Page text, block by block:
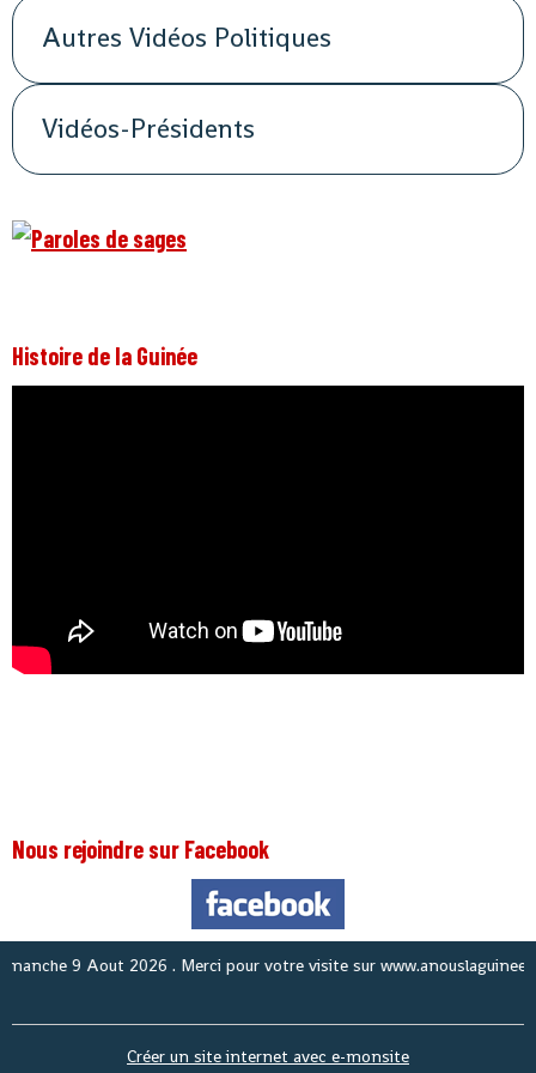
Autres Vidéos Politiques
Vidéos-Présidents
Histoire de la Guinée
Nous rejoindre sur Facebook
9 Aout 2026 . Merci pour votre visite sur
Créer un site internet avec e-monsite